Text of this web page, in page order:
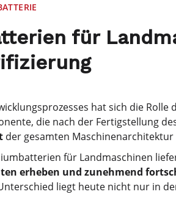
für
hat sich die Rolle
die nach der Fertigstellung
der gesamten
für Landmaschinen
erheben und zunehmend
liegt heute nicht nur in